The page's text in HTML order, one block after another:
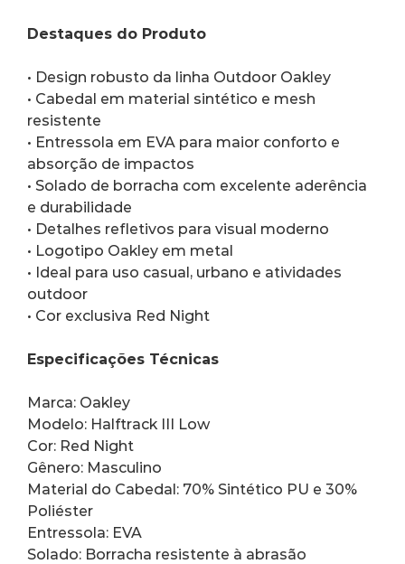
Destaques do Produto
• Design robusto da linha Outdoor Oakley
• Cabedal em material sintético e mesh
resistente
• Entressola em EVA para maior conforto e
absorção de impactos
• Solado de borracha com excelente aderência
e durabilidade
• Detalhes refletivos para visual moderno
• Logotipo Oakley em metal
• Ideal para uso casual, urbano e atividades
outdoor
• Cor exclusiva Red Night
Especificações Técnicas
Marca: Oakley
Modelo: Halftrack III Low
Cor: Red Night
Gênero: Masculino
Material do Cabedal: 70% Sintético PU e 30%
Poliéster
Entressola: EVA
Solado: Borracha resistente à abrasão